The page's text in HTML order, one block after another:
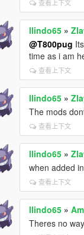
查看上下文
llindo65 »
@T800pug
time as i am
查看上下文
llindo65 »
The mods
查看上下文
llindo65 »
when added
查看上下文
llindo65 »
Theres no